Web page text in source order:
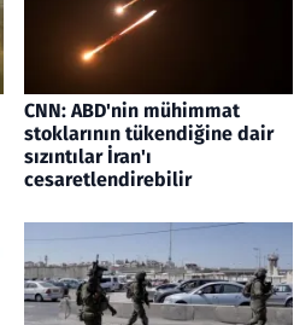
CNN: ABD'nin mühimmat
stoklarının tükendiğine dair
sızıntılar İran'ı
cesaretlendirebilir